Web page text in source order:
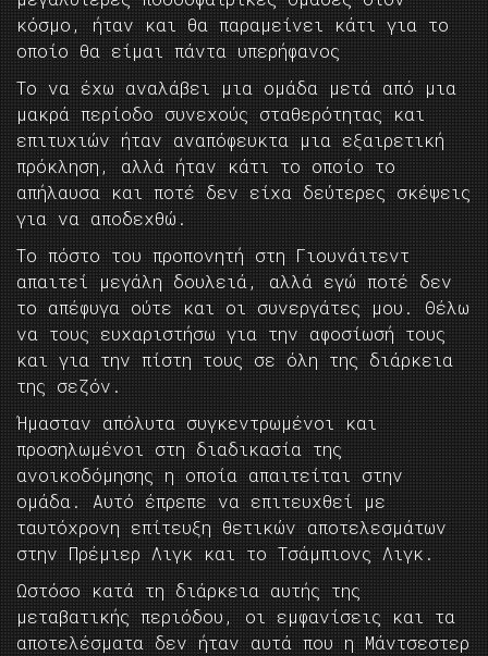
κόσμο, ήταν και θα παραμείνει κάτι για το
οποίο θα είμαι πάντα υπερήφανος
Το να έχω αναλάβει μια ομάδα μετά από μια
μακρά περίοδο συνεχούς σταθερότητας και
επιτυχιών ήταν αναπόφευκτα μια εξαιρετική
πρόκληση, αλλά ήταν κάτι το οποίο το
απήλαυσα και ποτέ δεν είχα δεύτερες σκέψεις
για να αποδεχθώ.
Το πόστο του προπονητή στη Γιουνάιτεντ
απαιτεί μεγάλη δουλειά, αλλά εγώ ποτέ δεν
το απέφυγα ούτε και οι συνεργάτες μου. Θέλω
να τους ευχαριστήσω για την αφοσίωσή τους
και για την πίστη τους σε όλη της διάρκεια
της σεζόν.
Ήμασταν απόλυτα συγκεντρωμένοι και
προσηλωμένοι στη διαδικασία της
ανοικοδόμησης η οποία απαιτείται στην
ομάδα. Αυτό έπρεπε να επιτευχθεί με
ταυτόχρονη επίτευξη θετικών αποτελεσμάτων
στην Πρέμιερ Λιγκ και το Τσάμπιονς Λιγκ.
Ωστόσο κατά τη διάρκεια αυτής της
μεταβατικής περιόδου, οι εμφανίσεις και τα
αποτελέσματα δεν ήταν αυτά που η Μάντσεστερ